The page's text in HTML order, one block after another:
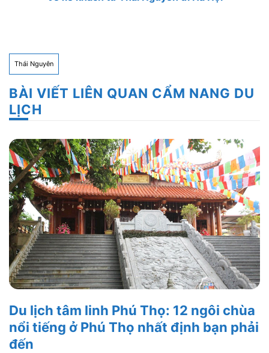
Thái Nguyên
BÀI VIẾT LIÊN QUAN CẨM NANG DU
LỊCH
Du lịch tâm linh Phú Thọ: 12 ngôi chùa
nổi tiếng ở Phú Thọ nhất định bạn phải
đến